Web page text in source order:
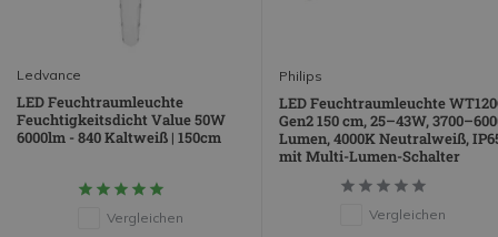
Ledvance
LED Feuchtraumleuchte
Feuchtigkeitsdicht Value 50W
6000lm - 840 Kaltweiß | 150cm
Vergleichen
Philips
LED Feuchtraumleuchte
Gen2 150 cm, 25–43W,
Lumen, 4000K Neutralweiß,
mit Multi-Lumen-Schalter
Vergleichen